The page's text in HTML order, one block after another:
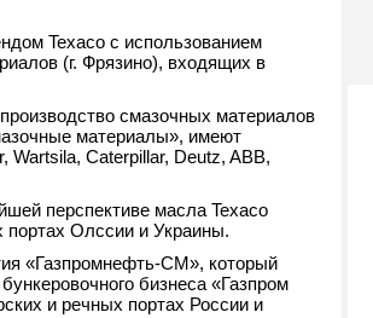
Texaco с использованием
(г. Фрязино), входящих в
смазочных материалов
материалы», имеют
Caterpillar, Deutz, ABB,
перспективе масла Texaco
портах Олссии и Украины.
«Газпромнефть-СМ», который
бизнеса «Газпром
и речных портах России и